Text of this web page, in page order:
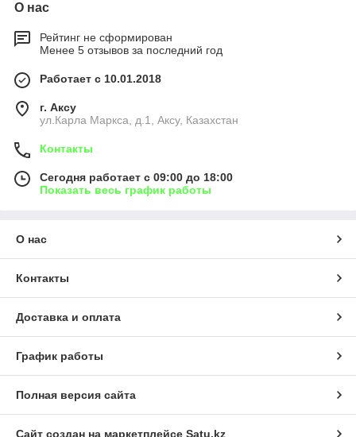
О нас
Рейтинг не сформирован
Менее 5 отзывов за последний год
Работает с 10.01.2018
г. Аксу
ул.Карла Маркса, д.1, Аксу, Казахстан
Контакты
Сегодня работает с 09:00 до 18:00
Показать весь график работы
О нас
Контакты
Доставка и оплата
График работы
Полная версия сайта
Сайт создан на маркетплейсе Satu.kz